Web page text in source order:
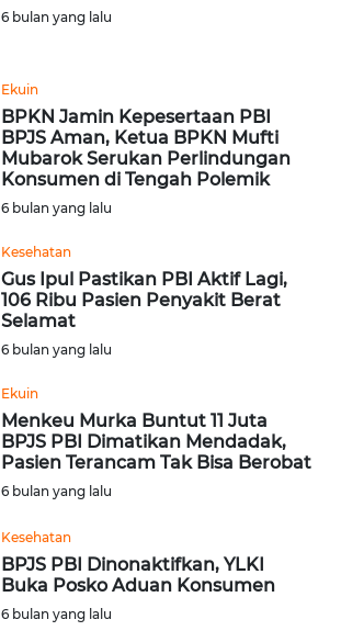
6 bulan yang lalu
Ekuin
BPKN Jamin Kepesertaan PBI
BPJS Aman, Ketua BPKN Mufti
Mubarok Serukan Perlindungan
Konsumen di Tengah Polemik
6 bulan yang lalu
Kesehatan
Gus Ipul Pastikan PBI Aktif Lagi,
106 Ribu Pasien Penyakit Berat
Selamat
6 bulan yang lalu
Ekuin
Menkeu Murka Buntut 11 Juta
BPJS PBI Dimatikan Mendadak,
Pasien Terancam Tak Bisa Berobat
6 bulan yang lalu
Kesehatan
BPJS PBI Dinonaktifkan, YLKI
Buka Posko Aduan Konsumen
6 bulan yang lalu